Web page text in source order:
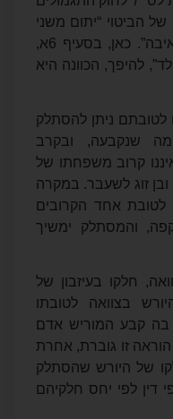
הביטוי “יתום משני
הוריו שנפטרו כתוצאה מפגיעת איבה”. כאן, בסעיף 6א,
להיפך, הכוונה היא
לטובתם ניתן להסתלק
שנקבעה, ובקרב
קרוב משפחתו של
זוג לשעבר. במקרה
לטובת אחד הקרובים
והמסתלק ימשיך
חלקו בעיזבון של
בצוואה לטובתו
קבע המוריש אדם
זו גוברת, אחרת
של היורש שהסתלק
דין לפי יחס חלקיהם